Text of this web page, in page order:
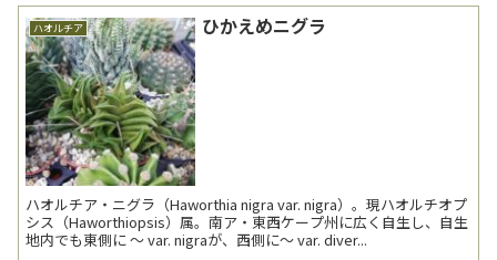
ハオルチア ひかえめニグラ
ハオルチア・ニグラ（Haworthia nigra var. nigra）。現ハオルチオプ
シス（Haworthiopsis）属。南ア・東西ケープ州に広く自生し、自生
地内でも東側に ～ var. nigraが、西側に～ var. diver...